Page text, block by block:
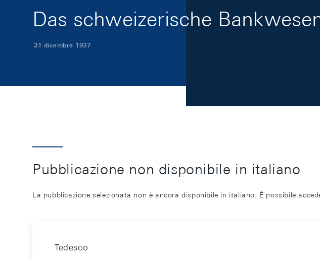
Das schweizerische
31 dicembre 1937
Pubblicazione non disponibile in italiano
La pubblicazione selezionata non è ancora disponibile in italiano. È possibile
Tedesco